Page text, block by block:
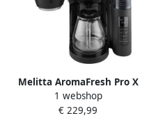
Melitta AromaFresh Pro X
Zwart 1030-02 |
Filterkoffiezetapparaten |
1 webshop
€ 229,99